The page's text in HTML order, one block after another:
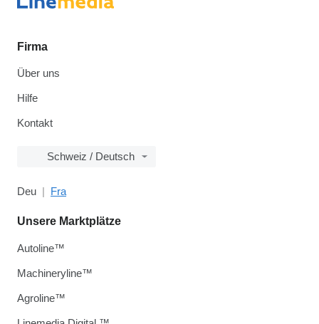
Firma
Über uns
Hilfe
Kontakt
Schweiz / Deutsch
Deu Fra
Unsere Marktplätze
Autoline™
Machineryline™
Agroline™